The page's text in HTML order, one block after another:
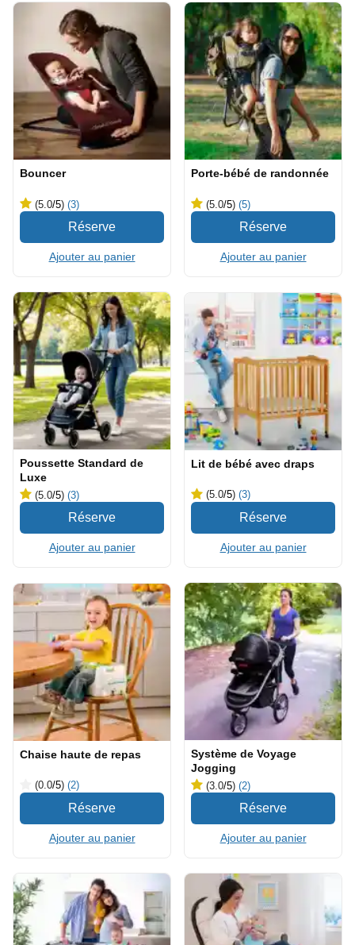
Bouncer
(5.0/5) (3)
Ajouter au panier
Porte-bébé de randonnée
(5.0/5) (5)
Ajouter au panier
Poussette Standard de
Luxe
(5.0/5) (3)
Ajouter au panier
Lit de bébé avec draps
(5.0/5) (3)
Ajouter au panier
Chaise haute de repas
(0.0/5) (2)
Ajouter au panier
Système de Voyage
Jogging
(3.0/5) (2)
Ajouter au panier